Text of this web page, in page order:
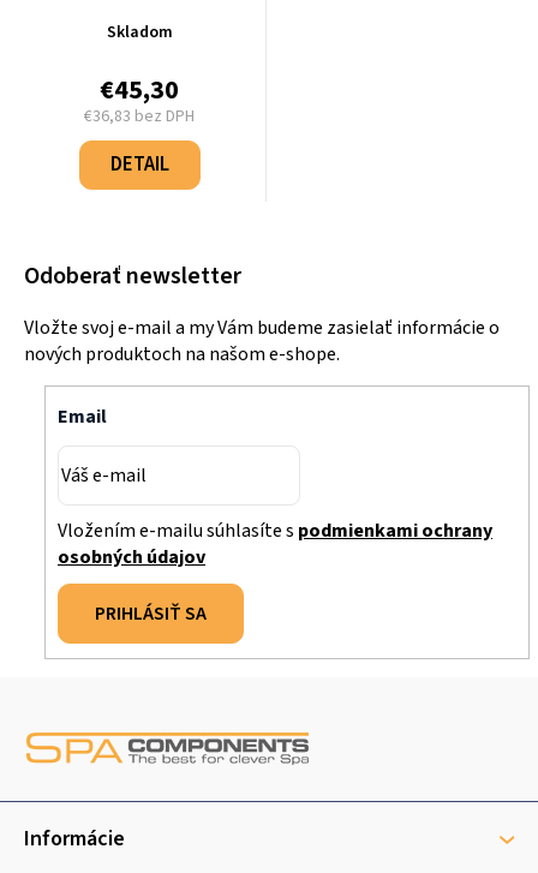
Skladom
€45,30
€36,83 bez DPH
Jednotková
cena:
DETAIL
Odoberať newsletter
Vložte svoj e-mail a my Vám budeme zasielať informácie o
nových produktoch na našom e-shope.
Email
Vložením e-mailu súhlasíte s podmienkami ochrany
osobných údajov
PRIHLÁSIŤ SA
ä
Informácie